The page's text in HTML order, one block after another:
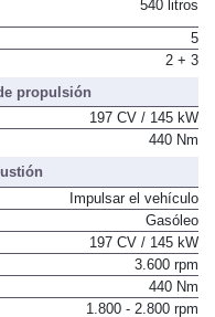
5
propulsión
197 CV / 145 kW
Impulsar el vehículo
Gasóleo
197 CV / 145 kW
3.600 rpm
440 Nm